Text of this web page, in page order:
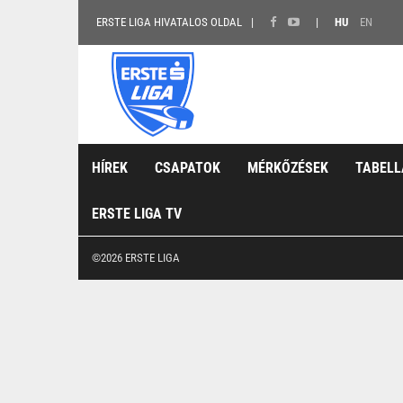
ERSTE LIGA HIVATALOS OLDAL HU EN
HÍREK CSAPATOK MÉRKŐZÉSEK
ERSTE LIGA TV
©2026 ERSTE LIGA